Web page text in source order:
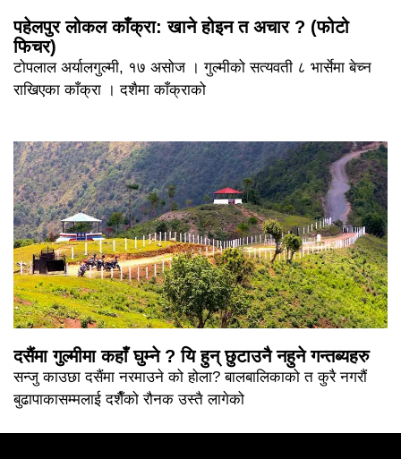
पहेलपुर लोकल काँक्रा: खाने होइन त अचार ? (फोटो
फिचर)
टोपलाल अर्यालगुल्मी, १७ असोज । गुल्मीको सत्यवती ८ भार्सेमा बेच्न
राखिएका काँक्रा । दशैमा काँक्राको
दसैंमा गुल्मीमा कहाँ घुम्ने ? यि हुन् छुटाउनै नहुने गन्तब्यहरु
सन्जु काउछा दसैंमा नरमाउने को होला? बालबालिकाको त कुरै नगरौं
बुढापाकासम्मलाई दशैँको रौनक उस्तै लागेको